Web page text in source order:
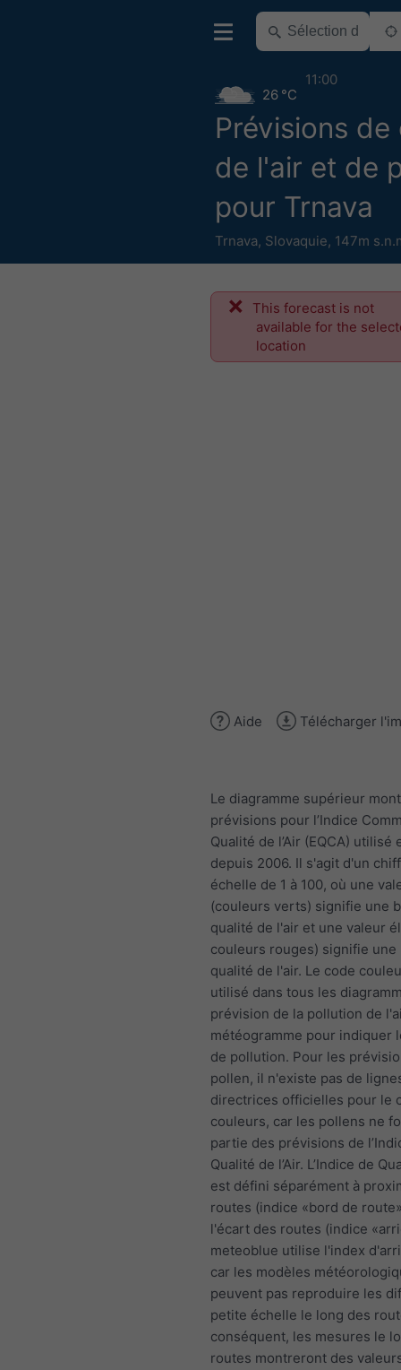
Prévisions de
de l'air et de
pour Trnava
Trnava, Slovaquie, 147m
26 °C
11:00
This forecast is not
available for the
location
Aide Télécharger
Le diagramme supérieur
prévisions pour l’Indice
Qualité de l’Air (EQCA) utilisé
depuis 2006. Il s'agit d'un
échelle de 1 à 100, où une
(couleurs verts) signifie une
qualité de l'air et une valeur
couleurs rouges) signifie une
qualité de l'air. Le code
utilisé dans tous les
prévision de la pollution de
météogramme pour indiquer
de pollution. Pour les
pollen, il n'existe pas de
directrices officielles pour le
couleurs, car les pollens ne
partie des prévisions de
Qualité de l’Air. L’Indice de
est défini séparément à
routes (indice «bord de
l'écart des routes (indice
meteoblue utilise l'index
car les modèles
peuvent pas reproduire les
petite échelle le long des
conséquent, les mesures le
routes montreront des